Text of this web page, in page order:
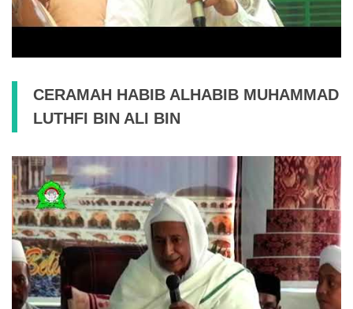
CERAMAH HABIB ALHABIB MUHAMMAD
LUTHFI BIN ALI BIN